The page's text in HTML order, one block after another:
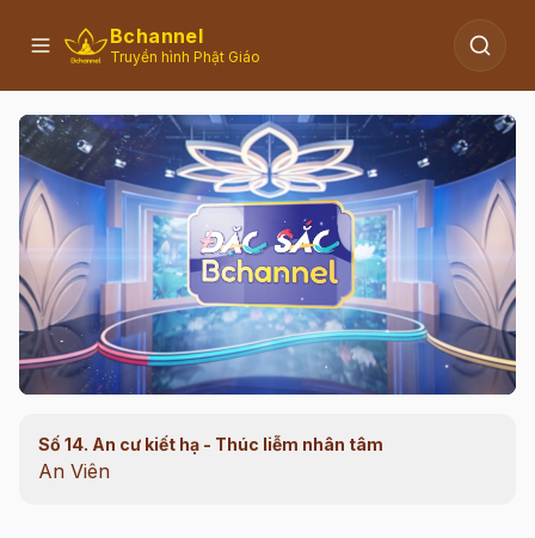
Bchannel
Truyền hình Phật Giáo
00:12 /40:36
Số 14. An cư kiết hạ - Thúc liễm nhân tâm
An Viên